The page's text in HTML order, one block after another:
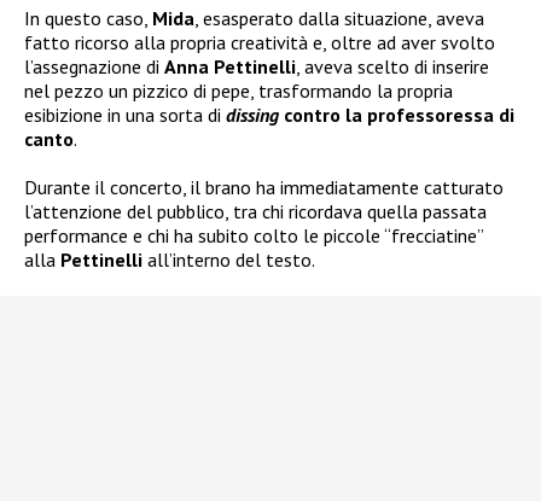
In questo caso, Mida , esasperato dalla situazione, aveva
fatto ricorso alla propria creatività e, oltre ad aver svolto
l’assegnazione di Anna Pettinelli , aveva scelto di inserire
nel pezzo un pizzico di pepe, trasformando la propria
esibizione in una sorta di dissing contro la professoressa di
canto.
Durante il concerto, il brano ha immediatamente catturato
l’attenzione del pubblico, tra chi ricordava quella passata
performance e chi ha subito colto le piccole “frecciatine”
alla Pettinelli all’interno del testo.